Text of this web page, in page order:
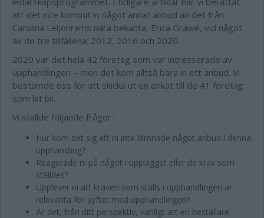
att det inte kommit in något annat anbud än det från
Carolina Leijonrams nära bekanta, Erica Grawé, vid något
av de tre tillfällena: 2012, 2016 och 2020.
2020 var det hela 42 företag som var intresserade av
upphandlingen – men det kom alltså bara in ett anbud. Vi
bestämde oss för att skicka ut en enkät till de 41 företag
som lät bli.
Vi ställde följande frågor:
Hur kom det sig att ni inte lämnade något anbud i denna
upphandling?
Reagerade ni på något i upplägget eller de krav som
ställdes?
Upplever ni att kraven som ställs i upphandlingen är
relevanta för syftet med upphandlingen?
Är det, från ditt perspektiv, vanligt att en beställare